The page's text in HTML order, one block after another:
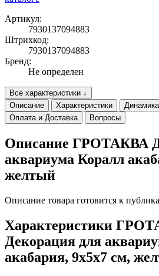
Артикул:
7930137094883
Штрихкод:
7930137094883
Бренд:
Не определен
Все характеристики ↓
Описание
Характеристики
Оплата и Доставка
Вопросы
Описание ГРОТАКВА
аквариума Коралл
желтый
Описание товара готовится к
Характеристики
Декорация для
акабария, 9x5x7 см,